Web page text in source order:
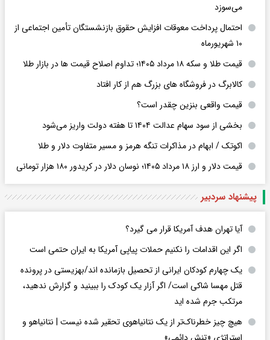
می‌سوزد
احتمال پرداخت معوقات افزایش حقوق بازنشستگان تأمین اجتماعی از
۱۰ شهریورماه
قیمت طلا و سکه ۱۸ مرداد ۱۴۰۵؛ تداوم اصلاح قیمت ها در بازار طلا
کالابرگ در فروشگاه های بزرگ هم از کار افتاد
قیمت واقعی بنزین چقدر است؟
بخشی از سود سهام عدالت ۱۴۰۴ تا هفته دولت واریز می‌شود
اکوتک / ابهام در مذاکرات تنگه هرمز و مسیر متفاوت دلار و طلا
قیمت دلار و ارز ۱۸ مرداد ۱۴۰۵​؛ نوسان دلار در کریدور ۱۸۰ هزار تومانی
پیشنهاد سردبیر
آیا تهران هدف آمریکا قرار می گیرد؟
اگر این اقدامات را نکنیم حملات پیاپی آمریکا به ایران حتمی است
یک چهارم کودکان ایرانی از تحصیل بازمانده اند/بهزیستی در پرونده
قتل مهسا شاکی است/ اگر آزار یک کودک را ببینید و گزارش ندهید،
مرتکب جرم شده اید
هیچ چیز خطرناک‌تر از یک نتانیاهوی تحقیر شده نیست | نتانیاهو و